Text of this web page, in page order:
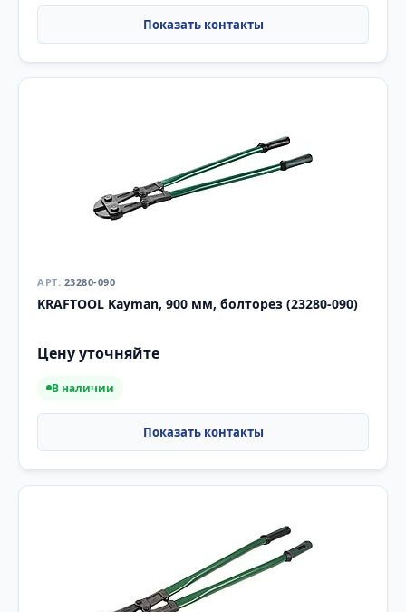
23280-090
KRAFTOOL Kayman, 900 мм, болторез (23280-090)
Цену уточняйте
В наличии